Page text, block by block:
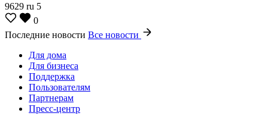
9629 ru 5
0
Последние новости Все новости
Для дома
Для бизнеса
Поддержка
Пользователям
Партнерам
Пресс-центр